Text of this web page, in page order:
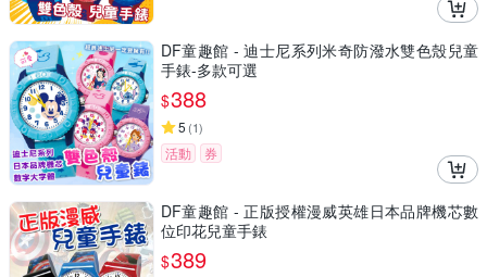
DF童趣館 - 迪士尼系列米奇防潑水雙色殼兒童
手錶-多款可選
$388
5 (1)
活動 券
DF童趣館 - 正版授權漫威英雄日本品牌機芯數
位印花兒童手錶
$389